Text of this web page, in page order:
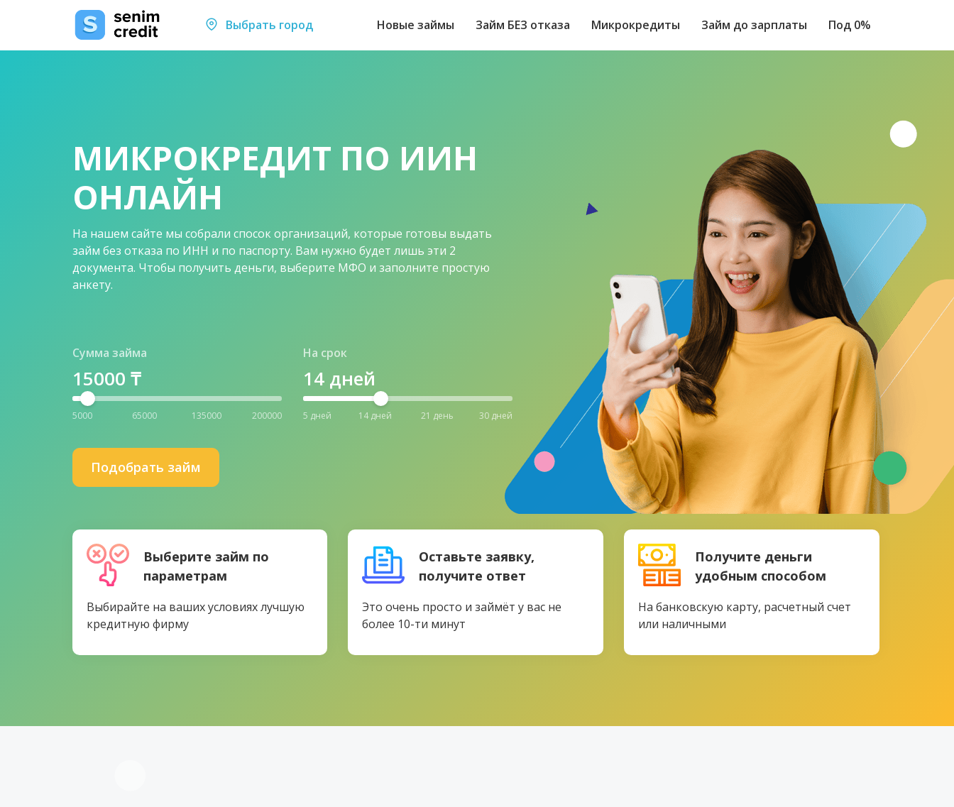
Выбрать город Новые займы Займ БЕЗ отказа Микрокредиты Займ до зарплаты Под 0%
МИКРОКРЕДИТ ПО ИИН
ОНЛАЙН
На нашем сайте мы собрали спосок организаций, которые готовы выдать
займ без отказа по ИНН и по паспорту. Вам нужно будет лишь эти 2
документа. Чтобы получить деньги, выберите МФО и заполните простую
анкету.
Сумма займа
15000 ₸
5000 65000 135000 200000
На срок
14 дней
5 дней 14 дней 21 день 30 дней
Подобрать займ
Выберите займ по
параметрам
Выбирайте на ваших условиях лучшую
кредитную фирму
Оставьте заявку,
получите ответ
Это очень просто и займёт у вас не
более 10-ти минут
Получите деньги
удобным способом
На банковскую карту, расчетный счет
или наличными